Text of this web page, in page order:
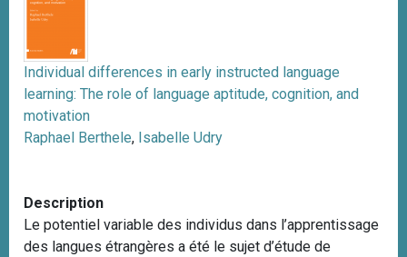
Individual differences in early instructed language
learning: The role of language aptitude, cognition, and
motivation
Raphael Berthele, Isabelle Udry
Description
Le potentiel variable des individus dans l’apprentissage
des langues étrangères a été le sujet d’étude de